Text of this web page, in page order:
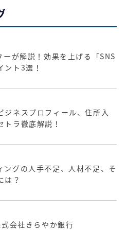
ーが解説！効果を上げる「SNS
ント3選！
ジネスプロフィール、住所入
ラ徹底解説！
ングの人手不足、人材不足、そ
は？
式会社きらやか銀行